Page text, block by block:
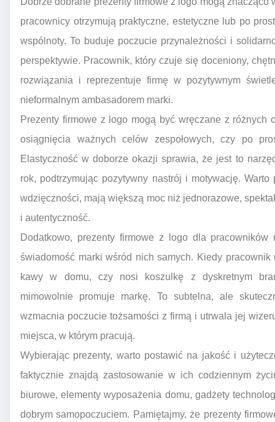
pracownicy otrzymują praktyczne, estetyczne lub po
wspólnoty. To buduje poczucie przynależności i
perspektywie. Pracownik, który czuje się doceniony,
rozwiązania i reprezentuje firmę w pozytywnym
nieformalnym ambasadorem marki.
Prezenty firmowe z logo mogą być wręczane z różnych
osiągnięcia ważnych celów zespołowych, czy po
Elastyczność w doborze okazji sprawia, że jest to
rok, podtrzymując pozytywny nastrój i motywację.
wdzięczności, mają większą moc niż jednorazowe,
i autentyczność.
Dodatkowo, prezenty firmowe z logo dla pracowników
świadomość marki wśród nich samych. Kiedy
kawy w domu, czy nosi koszulkę z dyskretnym
mimowolnie promuje markę. To subtelna, ale
wzmacnia poczucie tożsamości z firmą i utrwala jej
miejsca, w którym pracują.
Wybierając prezenty, warto postawić na jakość i
faktycznie znajdą zastosowanie w ich codziennym
biurowe, elementy wyposażenia domu, gadżety
dobrym samopoczuciem. Pamiętajmy, że prezenty